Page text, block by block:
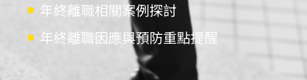
年終離職相關案例探討
年終離職因應與預防重點提醒